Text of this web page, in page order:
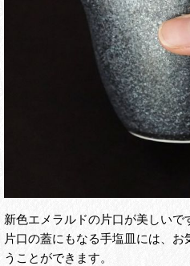
新色エメラルドの片口が美しいで
片口の蓋にもなる手塩皿には、
うことができます。